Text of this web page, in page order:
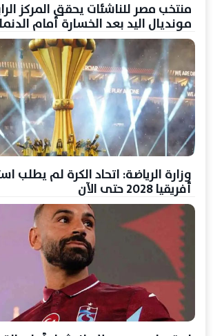
منتخب مصر للناشئات يحقق المركز
مونديال اليد بعد الخسارة أمام
وزارة الرياضة: اتحاد الكرة لم يطلب
أفريقيا 2028 حتى الآن